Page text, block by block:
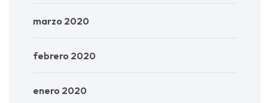
marzo 2020
febrero 2020
enero 2020